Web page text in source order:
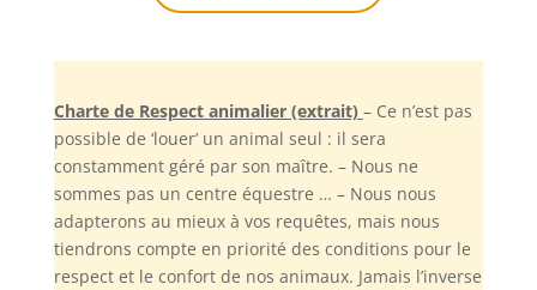
Charte de Respect animalier (extrait) – Ce n’est pas
possible de ‘louer’ un animal seul : il sera
constamment géré par son maître. – Nous ne
sommes pas un centre équestre … – Nous nous
adapterons au mieux à vos requêtes, mais nous
tiendrons compte en priorité des conditions pour le
respect et le confort de nos animaux. Jamais l’inverse